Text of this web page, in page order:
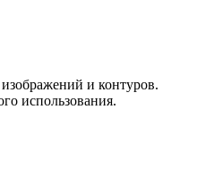
и контуров.
использования.